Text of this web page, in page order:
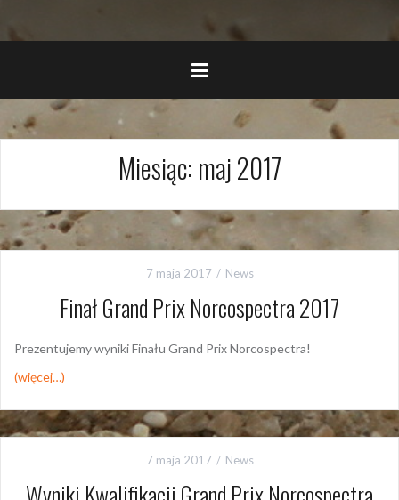
Miesiąc: maj 2017
7 maja 2017 News
Finał Grand Prix Norcospectra 2017
Prezentujemy wyniki Finału Grand Prix Norcospectra!
(więcej…)
7 maja 2017 News